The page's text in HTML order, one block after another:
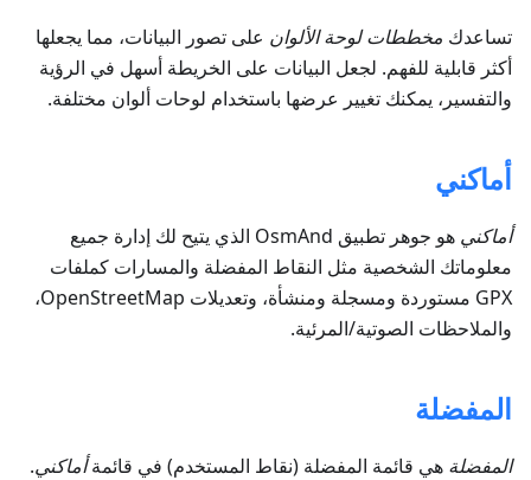
تساعدك مخططات لوحة الألوان على تصور البيانات، مما يجعلها
أكثر قابلية للفهم. لجعل البيانات على الخريطة أسهل في الرؤية
والتفسير، يمكنك تغيير عرضها باستخدام لوحات ألوان مختلفة.
أماكني
أماكني
هو جوهر تطبيق OsmAnd الذي يتيح لك إدارة جميع
معلوماتك الشخصية مثل النقاط المفضلة والمسارات كملفات
GPX مستوردة ومسجلة ومنشأة، وتعديلات OpenStreetMap،
والملاحظات الصوتية/المرئية.
المفضلة
المفضلة هي قائمة المفضلة (نقاط المستخدم) في قائمةأماكني.